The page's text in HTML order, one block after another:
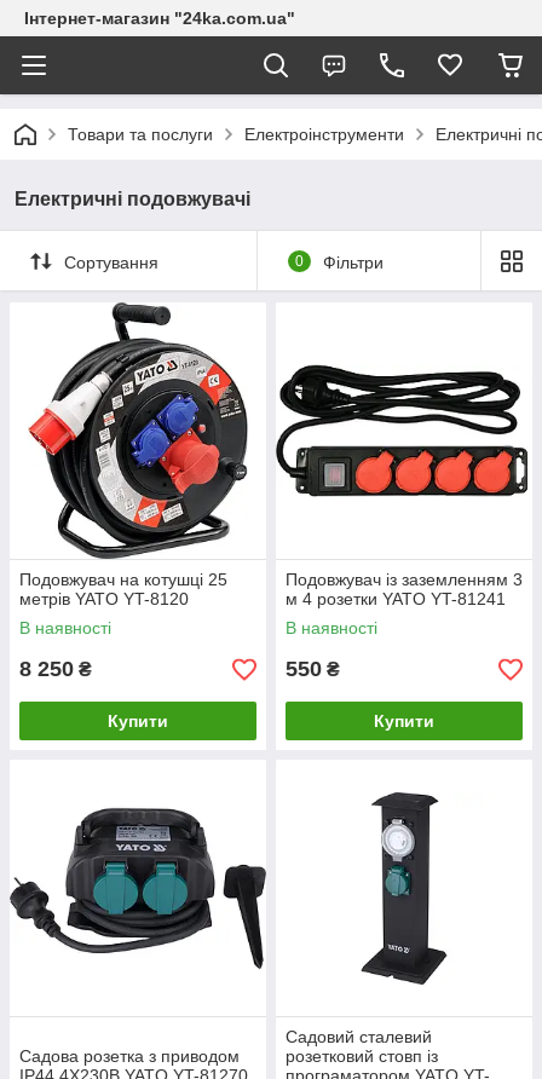
Інтернет-магазин "24ka.com.ua"
Товари та послуги Електроінструменти Електричні
Електричні подовжувачі
Сортування 0 Фільтри
Подовжувач на котушці 25
метрів YATO YT-8120
В наявності
8 250 ₴
Купити
Подовжувач із заземленням 3
м 4 розетки YATO YT-81241
В наявності
550 ₴
Купити
Садова розетка з приводом
Садовий сталевий
розетковий стовп із